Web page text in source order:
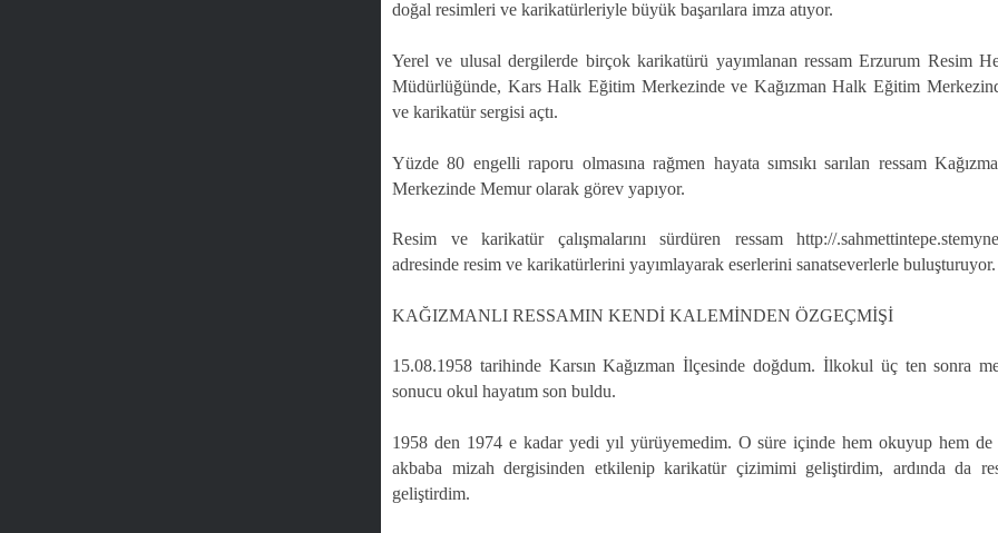
doğal resimleri ve karikatürleriyle büyük başarılara imza atıyor.
Yerel ve ulusal dergilerde birçok karikatürü yayımlanan ressam Erzurum Resim
Müdürlüğünde, Kars Halk Eğitim Merkezinde ve Kağızman Halk Eğitim
ve karikatür sergisi açtı.
Yüzde 80 engelli raporu olmasına rağmen hayata sımsıkı sarılan ressam
Merkezinde Memur olarak görev yapıyor.
Resim ve karikatür çalışmalarını sürdüren ressam http://
adresinde resim ve karikatürlerini yayımlayarak eserlerini sanatseverlerle
KAĞIZMANLI RESSAMIN KENDİ KALEMİNDEN ÖZGEÇMİŞİ
15.08.1958 tarihinde Karsın Kağızman İlçesinde doğdum. İlkokul üç ten sonra
sonucu okul hayatım son buldu.
1958 den 1974 e kadar yedi yıl yürüyemedim. O süre içinde hem okuyup hem de
akbaba mizah dergisinden etkilenip karikatür çizimimi geliştirdim, ardında da
geliştirdim.